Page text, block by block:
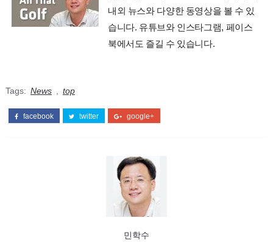
내외 뉴스와 다양한 동영상을 볼 수 있
습니다. 유튜브와 인스타그램, 페이스
북에서도 즐길 수 있습니다.
Tags: News top
facebook twitter google+
민학수